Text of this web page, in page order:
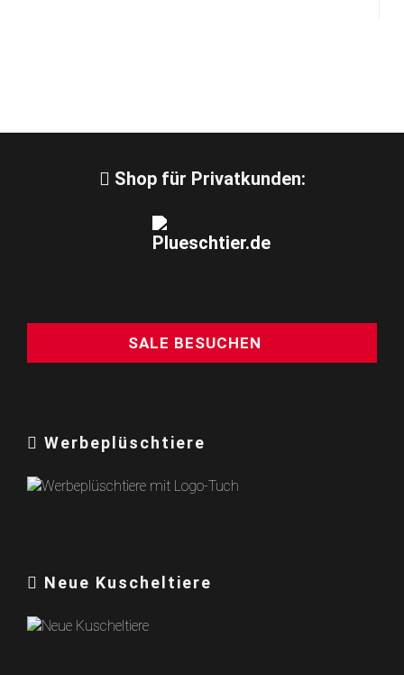
Shop für Privatkunden:
SALE BESUCHEN
Werbeplüschtiere
Neue Kuscheltiere